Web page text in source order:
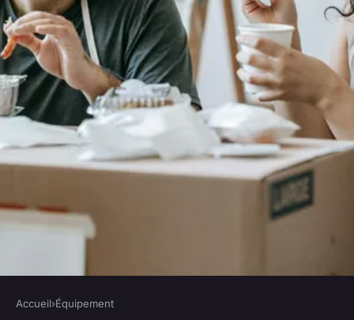
ÉQUIPEMENT
Accueil›Équipement